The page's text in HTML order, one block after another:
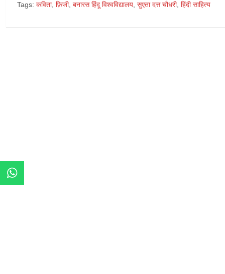
Tags: कविता, फ़िजी, बनारस हिंदू विश्वविद्यालय सुएता दत्त चौधरी, हिंदी साहित्य